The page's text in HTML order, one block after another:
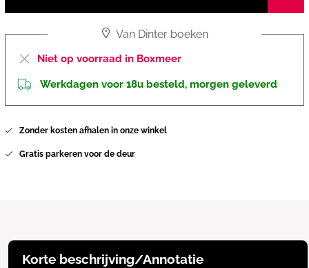
Van Dinter boeken
Niet op voorraad in Boxmeer
Werkdagen voor 18u besteld, morgen geleverd
Zonder kosten afhalen in onze winkel
Gratis parkeren voor de deur
Korte beschrijving/Annotatie